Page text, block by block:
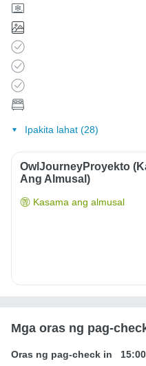
Ipakita lahat (28)
OwlJourneyProyekto
Ang Almusal)
Kasama ang almusal
Mga oras ng pag-
Oras ng pag-check in 15:00